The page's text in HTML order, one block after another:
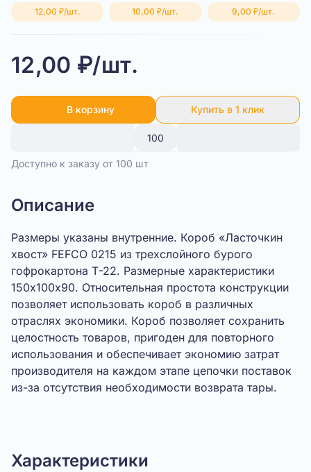
12,00 ₽/шт. 10,00 ₽/шт. 9,00 ₽/шт.
12,00 ₽/шт.
В корзину Купить в 1 клик
Доступно к заказу от 100 шт
Описание
Размеры указаны внутренние. Короб «Ласточкин
хвост» FEFCO 0215 из трехслойного бурого
гофрокартона Т-22. Размерные характеристики
150х100х90. Относительная простота конструкции
позволяет использовать короб в различных
отраслях экономики. Короб позволяет сохранить
целостность товаров, пригоден для повторного
использования и обеспечивает экономию затрат
производителя на каждом этапе цепочки поставок
из-за отсутствия необходимости возврата тары.
Характеристики